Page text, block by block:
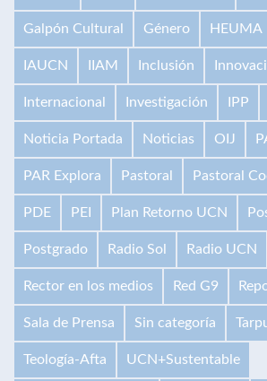
Galpón Cultural Género HEUMA
IAUCN IIAM Inclusión
Internacional Investigación IPP
Noticia Portada Noticias OIJ
PAR Explora Pastoral Pastoral
PDE PEI Plan Retorno UCN
Postgrado Radio Sol Radio UCN
Rector en los medios Red G9
Sala de Prensa Sin categoría
Teología-Afta UCN+Sustentable